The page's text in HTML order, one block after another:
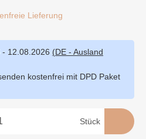
Lieferung
- 12.08.2026 (DE - Ausland
kostenfrei mit DPD Paket
Stück